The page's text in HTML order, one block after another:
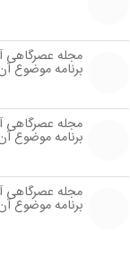
مجله عصرگاهی
برنامه موضوع
مجله عصرگاهی
برنامه موضوع
مجله عصرگاهی
برنامه موضوع